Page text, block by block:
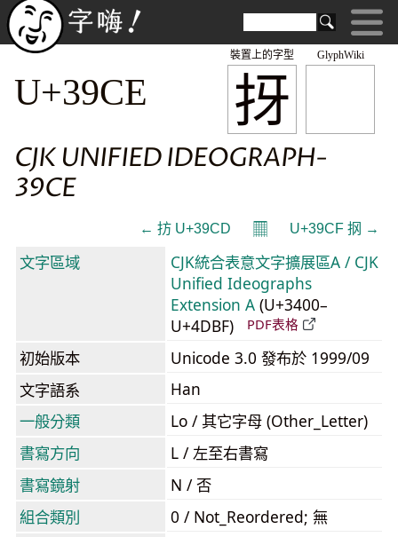
GlyphWiki
㧎
裝置上的字型
U+39CE
CJK UNIFIED IDEOGRAPH-
39CE
← 㧍 U+39CD 𝄜 U+39CF 㧏 →
文字區域
CJK統合表意文字擴展區A / CJK
Unified Ideographs
Extension A (U+3400–
U+4DBF)
PDF表格
初始版本
Unicode 3.0 發布於 1999/09
文字語系
Han
一般分類
Lo / 其它字母 (Other_Letter)
書寫方向
L / 左至右書寫
書寫鏡射
N / 否
組合類別
0 / Not_Reordered; 無